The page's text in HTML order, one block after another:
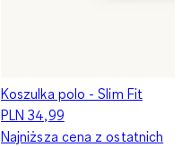
Koszulka polo - Slim Fit
PLN 34,99
Najniższa cena z ostatnich